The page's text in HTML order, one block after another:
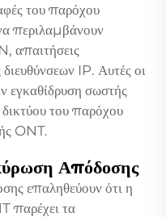
του παρόχου
περιλαμβάνουν
απαιτήσεις
IP. Αυτές οι
εγκαθίδρυση σωστής
του παρόχου
ONT.
Απόδοσης
επαληθεύουν ότι η
παρέχει τα